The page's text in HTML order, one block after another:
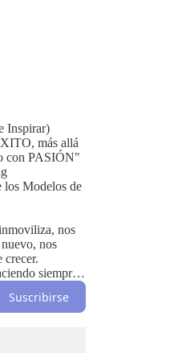
Inspirar)
más allá
con PASIÓN"
los Modelos de
nos
nos
crecer.
siempre
SER
es un
moviliza a
trata
PASIÓN"
Suscribirse